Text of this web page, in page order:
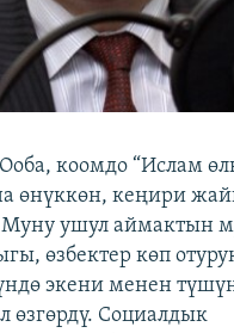
Ооба, коомдо “Ислам
өнүккөн, кеңири
ушул аймактын
өзбектер көп
экени менен
өзгөрдү. Социалдык